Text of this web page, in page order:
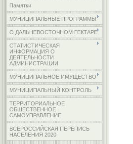
Памятки
МУНИЦИПАЛЬНЫЕ ПРОГРАММЫ
О ДАЛЬНЕВОСТОЧНОМ ГЕКТАРЕ
СТАТИСТИЧЕСКАЯ
ИНФОРМАЦИЯ О
ДЕЯТЕЛЬНОСТИ
АДМИНИСТРАЦИИ
МУНИЦИПАЛЬНОЕ ИМУЩЕСТВО
МУНИЦИПАЛЬНЫЙ КОНТРОЛЬ
ТЕРРИТОРИАЛЬНОЕ
ОБЩЕСТВЕННОЕ
САМОУПРАВЛЕНИЕ
ВСЕРОССИЙСКАЯ ПЕРЕПИСЬ
НАСЕЛЕНИЯ 2020